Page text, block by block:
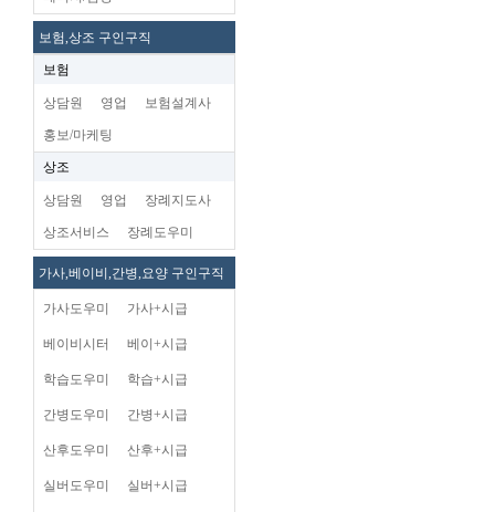
보험,상조 구인구직
보험
상담원 영업 보험설계사
홍보/마케팅
상조
상담원 영업 장례지도사
상조서비스 장례도우미
가사,베이비,간병,요양 구인구직
가사도우미 가사+시급
베이비시터 베이+시급
학습도우미 학습+시급
간병도우미 간병+시급
산후도우미 산후+시급
실버도우미 실버+시급